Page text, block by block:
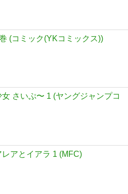
(コミック(YKコミックス))
さいぷ〜 1 (ヤングジャンプコ
アとイアラ 1 (MFC)